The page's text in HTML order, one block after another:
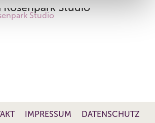
Rosenpark Studio
aus dem Rosenpark Studio,
IMPRESSUM DATENSCHUTZ